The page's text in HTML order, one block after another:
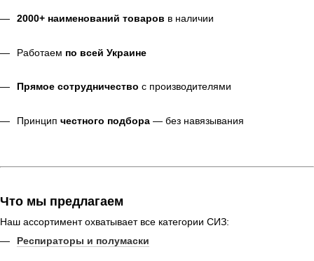
2000+ наименований товаров в наличии
Работаем по всей Украине
Прямое сотрудничество с производителями
Принцип честного подбора — без навязывания
Что мы предлагаем
Наш ассортимент охватывает все категории СИЗ:
Респираторы и полумаски